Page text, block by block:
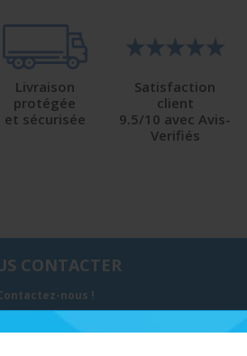
Livraison
protégée
et sécurisée
Satisfaction
client
9.5/10 avec Avis-
Verifiés
CONTACTER
nous !
SOLAIRE - GALAXIE GREEN